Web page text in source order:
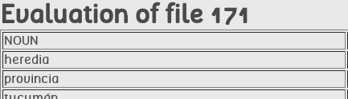
Evaluation of file 171
NOUN
heredia
provincia